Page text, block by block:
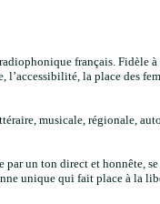
français. Fidèle
la place des
musicale, régionale,
un ton direct et honnête,
unique qui fait place à la